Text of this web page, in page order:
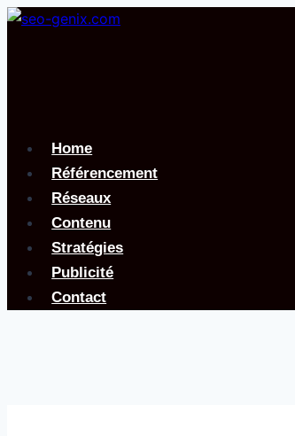
Aller
Home
Référencement
Réseaux
Contenu
Stratégies
Publicité
Contact